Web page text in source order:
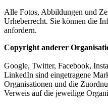
Alle Fotos, Abbildungen und
Urheberrecht. Sie können die
anfordern.
Copyright anderer
Google, Twitter, Facebook,
LinkedIn sind eingetragene
Organisationen und die
Verweis auf die jeweilige